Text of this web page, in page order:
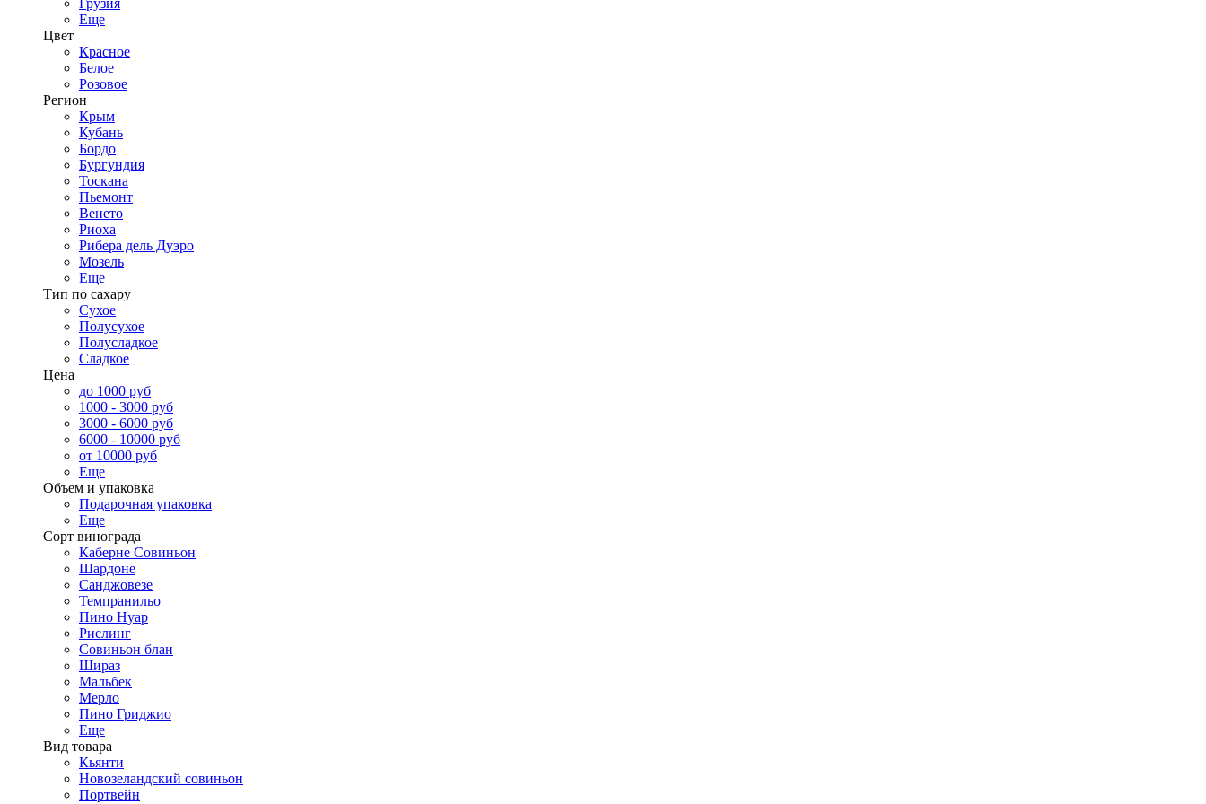
Грузия
Еще
Цвет
Красное
Белое
Розовое
Регион
Крым
Кубань
Бордо
Бургундия
Тоскана
Пьемонт
Венето
Риоха
Рибера дель Дуэро
Мозель
Еще
Тип по сахару
Сухое
Полусухое
Полусладкое
Сладкое
Цена
до 1000 руб
1000 - 3000 руб
3000 - 6000 руб
6000 - 10000 руб
от 10000 руб
Еще
Объем и упаковка
Подарочная упаковка
Еще
Сорт винограда
Каберне Совиньон
Шардоне
Санджовезе
Темпранильо
Пино Нуар
Рислинг
Совиньон блан
Шираз
Мальбек
Мерло
Пино Гриджио
Еще
Вид товара
Кьянти
Новозеландский совиньон
Портвейн